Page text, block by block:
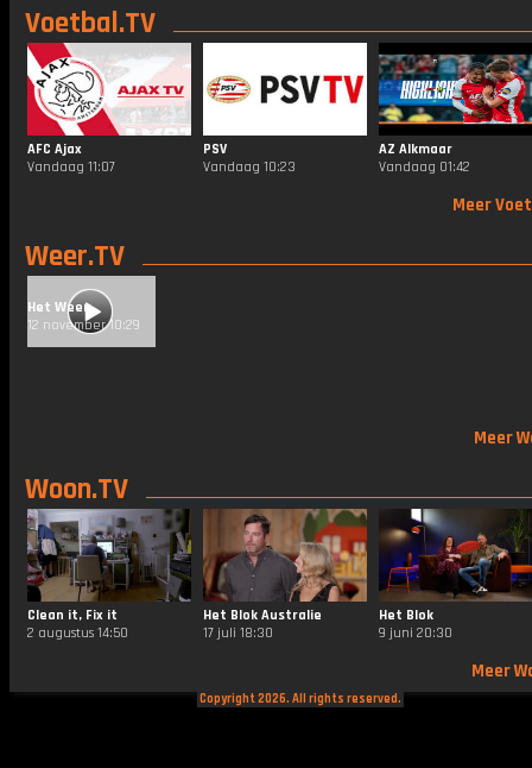
Voetbal.TV
AFC Ajax
Vandaag 11:07
PSV
Vandaag 10:23
AZ Alkmaar
Vandaag 01:42
Meer
Weer.TV
Het Weer
12 november 10:29
Meer
Woon.TV
Clean it, Fix it
2 augustus 14:50
Het Blok Australie
17 juli 18:30
Het Blok
9 juni 20:30
Meer
Copyright 2026. All rights reserved.